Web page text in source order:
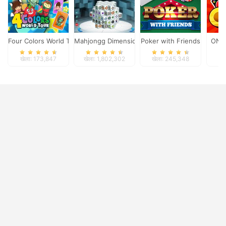
Four Colors World Tour
खेला: 173,847
Mahjongg Dimensions
खेला: 1,802,302
Poker with Friends
खेला: 245,348